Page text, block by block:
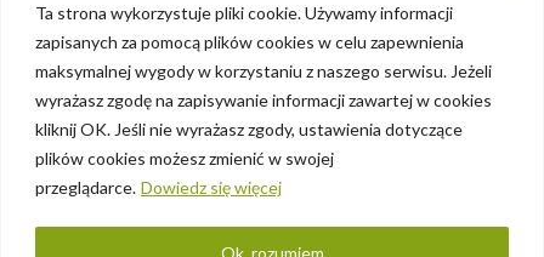
Ta strona wykorzystuje pliki cookie. Używamy informacji
zapisanych za pomocą plików cookies w celu zapewnienia
maksymalnej wygody w korzystaniu z naszego serwisu. Jeżeli
wyrażasz zgodę na zapisywanie informacji zawartej w cookies
kliknij OK. Jeśli nie wyrażasz zgody, ustawienia dotyczące
plików cookies możesz zmienić w swojej
przeglądarce. Dowiedz się więcej
Ok, rozumiem
Polityka prywatności